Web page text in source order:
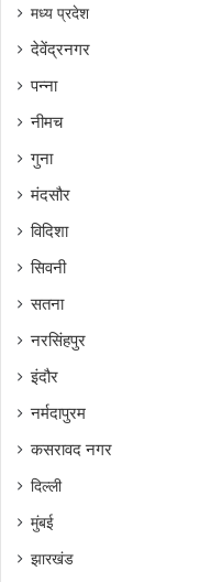
मध्य प्रदेश
देवेंद्रनगर
पन्ना
नीमच
गुना
मंदसौर
विदिशा
सिवनी
सतना
नरसिंहपुर
इंदौर
नर्मदापुरम
कसरावद नगर
दिल्ली
मुंबई
झारखंड